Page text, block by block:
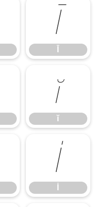
Ī
ĭ
ĭ
İ